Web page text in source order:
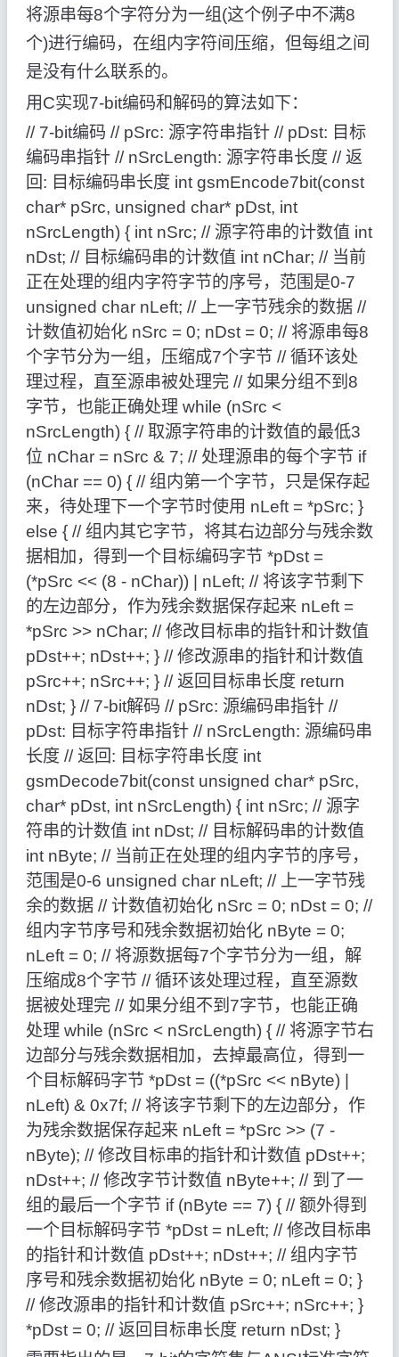
将源串每8个字符分为一组(这个例子中不满8
个)进行编码，在组内字符间压缩，但每组之间
是没有什么联系的。
用C实现7-bit编码和解码的算法如下：
// 7-bit编码 // pSrc: 源字符串指针 // pDst: 目标
编码串指针 // nSrcLength: 源字符串长度 // 返
回: 目标编码串长度 int gsmEncode7bit(const
char* pSrc, unsigned char* pDst, int
nSrcLength) { int nSrc; // 源字符串的计数值 int
nDst; // 目标编码串的计数值 int nChar; // 当前
正在处理的组内字符字节的序号，范围是0-7
unsigned char nLeft; // 上一字节残余的数据 //
计数值初始化 nSrc = 0; nDst = 0; // 将源串每8
个字节分为一组，压缩成7个字节 // 循环该处
理过程，直至源串被处理完 // 如果分组不到8
字节，也能正确处理 while (nSrc <
nSrcLength) { // 取源字符串的计数值的最低3
位 nChar = nSrc & 7; // 处理源串的每个字节 if
(nChar == 0) { // 组内第一个字节，只是保存起
来，待处理下一个字节时使用 nLeft = *pSrc; }
else { // 组内其它字节，将其右边部分与残余数
据相加，得到一个目标编码字节 *pDst =
(*pSrc << (8 - nChar)) | nLeft; // 将该字节剩下
的左边部分，作为残余数据保存起来 nLeft =
*pSrc >> nChar; // 修改目标串的指针和计数值
pDst++; nDst++; } // 修改源串的指针和计数值
pSrc++; nSrc++; } // 返回目标串长度 return
nDst; } // 7-bit解码 // pSrc: 源编码串指针 //
pDst: 目标字符串指针 // nSrcLength: 源编码串
长度 // 返回: 目标字符串长度 int
gsmDecode7bit(const unsigned char* pSrc,
char* pDst, int nSrcLength) { int nSrc; // 源字
符串的计数值 int nDst; // 目标解码串的计数值
int nByte; // 当前正在处理的组内字节的序号，
范围是0-6 unsigned char nLeft; // 上一字节残
余的数据 // 计数值初始化 nSrc = 0; nDst = 0; //
组内字节序号和残余数据初始化 nByte = 0;
nLeft = 0; // 将源数据每7个字节分为一组，解
压缩成8个字节 // 循环该处理过程，直至源数
据被处理完 // 如果分组不到7字节，也能正确
处理 while (nSrc < nSrcLength) { // 将源字节右
边部分与残余数据相加，去掉最高位，得到一
个目标解码字节 *pDst = ((*pSrc << nByte) |
nLeft) & 0x7f; // 将该字节剩下的左边部分，作
为残余数据保存起来 nLeft = *pSrc >> (7 -
nByte); // 修改目标串的指针和计数值 pDst++;
nDst++; // 修改字节计数值 nByte++; // 到了一
组的最后一个字节 if (nByte == 7) { // 额外得到
一个目标解码字节 *pDst = nLeft; // 修改目标串
的指针和计数值 pDst++; nDst++; // 组内字节
序号和残余数据初始化 nByte = 0; nLeft = 0; }
// 修改源串的指针和计数值 pSrc++; nSrc++; }
*pDst = 0; // 返回目标串长度 return nDst; }